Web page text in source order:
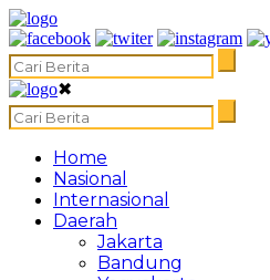
✖
Home
Nasional
Internasional
Daerah
Jakarta
Bandung